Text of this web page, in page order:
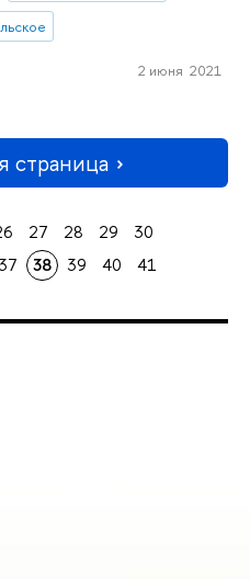
2 июня 2021
страница
27 28 29
30
37 38 39 40 41